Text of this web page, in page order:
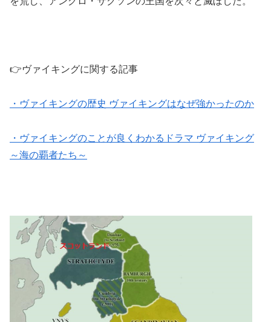
👉ヴァイキングに関する記事
・ヴァイキングの歴史 ヴァイキングはなぜ強かったのか
・ヴァイキングのことが良くわかるドラマ ヴァイキング
～海の覇者たち～